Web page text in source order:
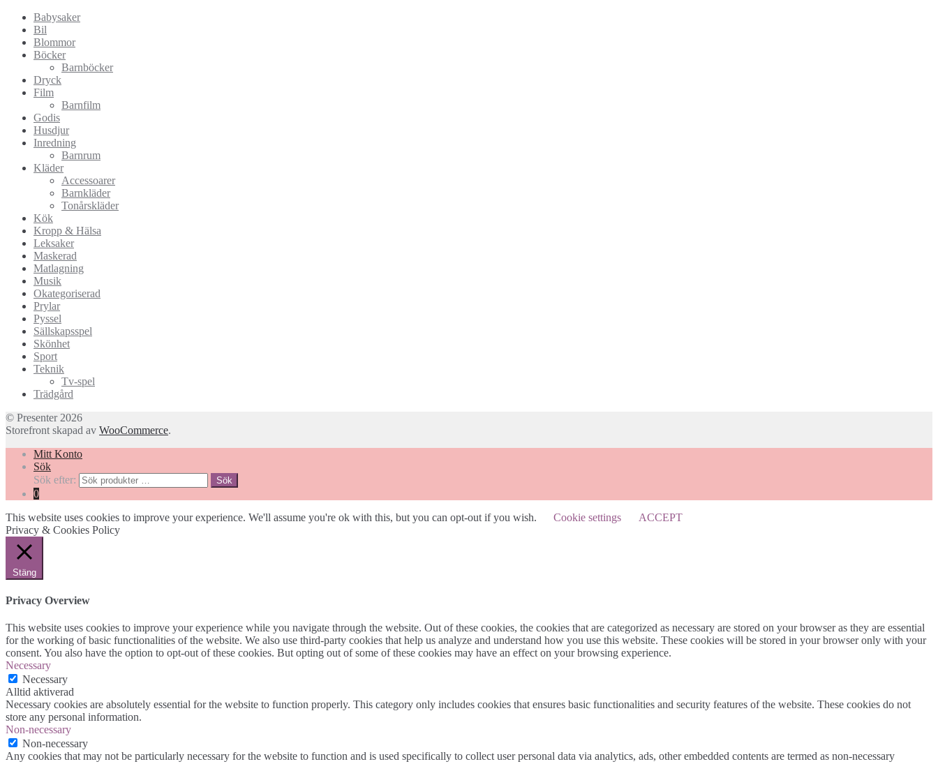
Babysaker
Bil
Blommor
Böcker
Barnböcker
Dryck
Film
Barnfilm
Godis
Husdjur
Inredning
Barnrum
Kläder
Accessoarer
Barnkläder
Tonårskläder
Kök
Kropp & Hälsa
Leksaker
Maskerad
Matlagning
Musik
Okategoriserad
Prylar
Pyssel
Sällskapsspel
Skönhet
Sport
Teknik
Tv-spel
Trädgård
© Presenter 2026
Storefront skapad av WooCommerce.
Mitt Konto
Sök
Sök efter:
Sök
0
This website uses cookies to improve your experience. We'll assume you're ok with this, but you can opt-out if you wish.
Cookie settings
ACCEPT
Privacy & Cookies Policy
Stäng
Privacy Overview
This website uses cookies to improve your experience while you navigate through the website. Out of these cookies, the cookies that are categorized as necessary are stored on your browser as they are essential
for the working of basic functionalities of the website. We also use third-party cookies that help us analyze and understand how you use this website. These cookies will be stored in your browser only with your
consent. You also have the option to opt-out of these cookies. But opting out of some of these cookies may have an effect on your browsing experience.
Necessary
Necessary
Alltid aktiverad
Necessary cookies are absolutely essential for the website to function properly. This category only includes cookies that ensures basic functionalities and security features of the website. These cookies do not
store any personal information.
Non-necessary
Non-necessary
Any cookies that may not be particularly necessary for the website to function and is used specifically to collect user personal data via analytics, ads, other embedded contents are termed as non-necessary